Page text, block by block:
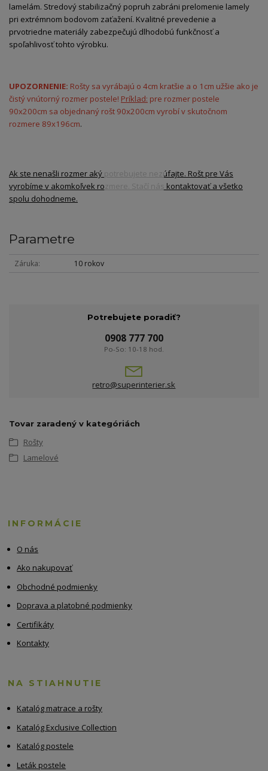
lamelám. Stredový stabilizačný popruh zabráni prelomenie lamely
pri extrémnom bodovom zaťažení. Kvalitné prevedenie a
prvotriedne materiály zabezpečujú dlhodobú funkčnosť a
spoľahlivosť tohto výrobku.
UPOZORNENIE: Rošty sa vyrábajú o 4cm kratšie a o 1cm užšie ako je
čistý vnútorný rozmer postele! Príklad: pre rozmer postele
90x200cm sa objednaný rošt 90x200cm vyrobí v skutočnom
rozmere 89x196cm.
Ak ste nenašli rozmer aký potrebujete nezúfajte. Rošt pre Vás
vyrobíme v akomkoľvek rozmere. Stačí nás kontaktovať a všetko
spolu dohodneme.
Parametre
Záruka 10 rokov
Potrebujete poradiť?
0908 777 700
Po-So: 10-18 hod.
retro@superinterier.sk
Tovar zaradený v kategóriách
Rošty
Lamelové
INFORMÁCIE
O nás
Ako nakupovať
Obchodné podmienky
Doprava a platobné podmienky
Certifikáty
Kontakty
NA STIAHNUTIE
Katalóg matrace a rošty
Katalóg Exclusive Collection
Katalóg postele
Leták postele